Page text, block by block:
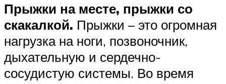
Прыжки на месте, прыжки со
скакалкой. Прыжки – это огромная
нагрузка на ноги, позвоночник,
дыхательную и сердечно-
сосудистую системы. Во время